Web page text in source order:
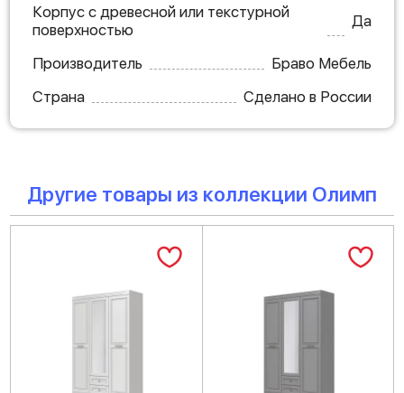
Корпус с древесной или текстурной
поверхностью
Да
Производитель
Браво Мебель
Страна
Сделано в России
Другие товары из коллекции Олимп